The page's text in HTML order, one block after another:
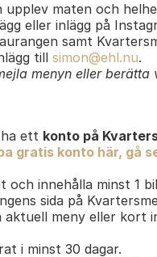
upplev maten och
eller inlägg på
samt
till simon@ehl.nu.
menyn eller berätta
ett konto på
gratis konto här, gå
och innehålla minst 1
sida på
aktuell meny eller kort
i minst 30 dagar.